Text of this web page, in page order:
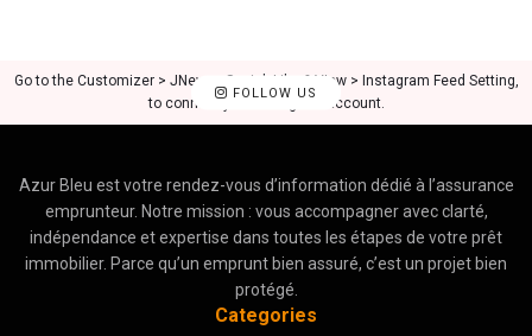
FOLLOW US
Go to the Customizer > JNews : Social, Like & View > Instagram Feed Setting,
to connect your Instagram account.
Azur Bleu est votre rendez-vous d’information dédié à l’assurance
emprunteur. Notre mission : vous accompagner avec clarté,
indépendance et expertise dans toutes les étapes de votre prêt
immobilier. Parce qu’un emprunt bien assuré, c’est un projet bien
protégé.
Categories